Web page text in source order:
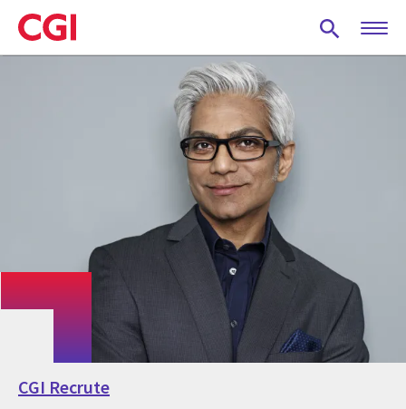
Skip
to
main
CGI Recrute